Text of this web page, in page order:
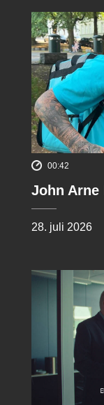
00:42
John
28. juli 2026